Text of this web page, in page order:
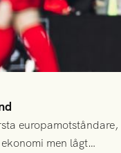
europamotståndare,
men lågt